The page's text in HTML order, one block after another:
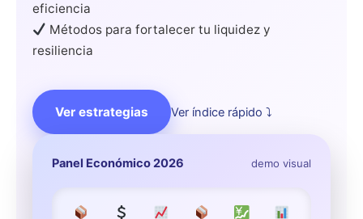
eficiencia
Métodos para fortalecer tu liquidez y
resiliencia
Ver estrategias Ver índice rápido ⤵
Panel Económico 2026 demo visual